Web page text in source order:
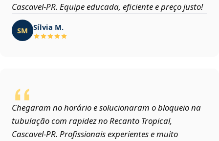
Cascavel‑PR. Equipe educada, eficiente e preço justo!
SM Sílvia M.
Chegaram no horário e solucionaram o bloqueio na
tubulação com rapidez no Recanto Tropical,
Cascavel‑PR. Profissionais experientes e muito